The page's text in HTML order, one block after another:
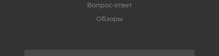
Вопрос-ответ
Обзоры